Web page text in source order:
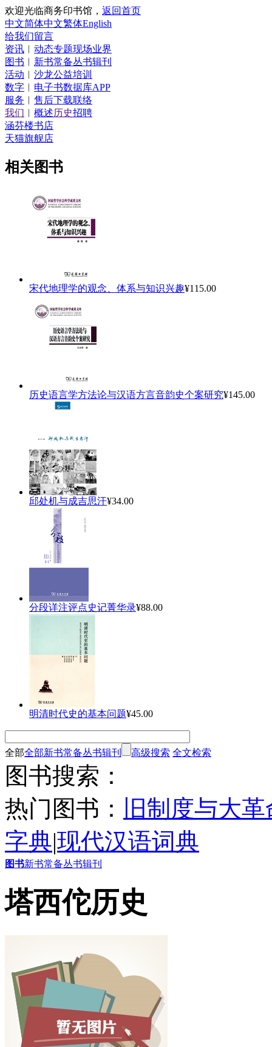
欢迎光临商务印书馆， 返回首页
中文简体中文繁体English
给我们留言
资讯 ︱ 动态专题现场业界
图书 ︱ 新书常备丛书辑刊
活动 ︱ 沙龙公益培训
数字 ︱ 电子书数据库APP
服务 ︱ 售后下载联络
我们 ︱ 概述历史招聘
涵芬楼书店
天猫旗舰店
相关图书
宋代地理学的观念、体系与知识兴趣¥115.00
历史语言学方法论与汉语方言音韵史个案研究¥145.00
邱处机与成吉思汗¥34.00
分段详注评点史记菁华录¥88.00
明清时代史的基本问题¥45.00
全部全部新书常备丛书辑刊 高级搜索 全文检索
图书搜索：
热门图书：
旧制度与大革
字典|现代汉语词典
图书新书常备丛书辑刊
塔西佗历史